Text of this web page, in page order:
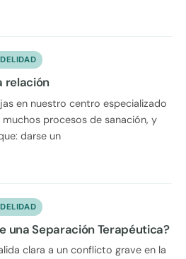
relación
en nuestro centro especializado
procesos de sanación, y
darse un
una Separación Terapéutica?
clara a un conflicto grave en la